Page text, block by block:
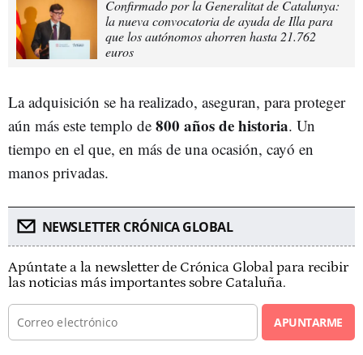
Confirmado por la Generalitat de Catalunya:
la nueva convocatoria de ayuda de Illa para
que los autónomos ahorren hasta 21.762
euros
La adquisición se ha realizado, aseguran, para proteger
aún más este templo de 800 años de historia. Un
tiempo en el que, en más de una ocasión, cayó en
manos privadas.
NEWSLETTER CRÓNICA GLOBAL
Apúntate a la newsletter de Crónica Global para recibir
las noticias más importantes sobre Cataluña.
APUNTARME